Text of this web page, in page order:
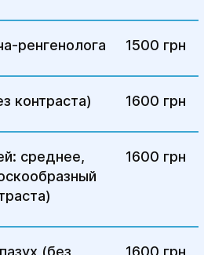
ренгенолога 1500 грн
контраста) 1600 грн
среднее,
1600 грн
(без
1600 грн